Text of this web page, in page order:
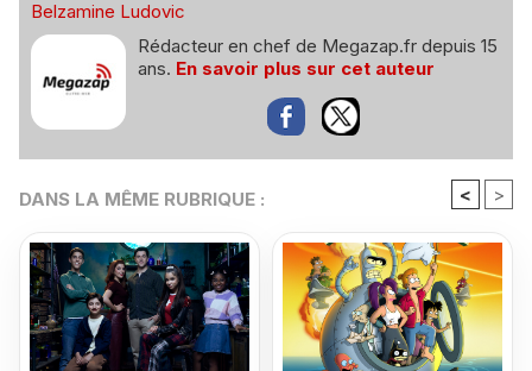
Belzamine Ludovic
Rédacteur en chef de Megazap.fr depuis 15
ans. En savoir plus sur cet auteur
DANS LA MÊME RUBRIQUE : < >